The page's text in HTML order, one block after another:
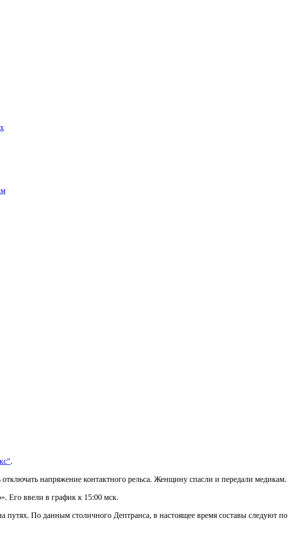
.
напряжение контактного рельса. Женщину спасли и передали медикам.
Его ввели в график к 15:00 мск.
путях. По данным столичного Дептранса, в настоящее время составы следуют по